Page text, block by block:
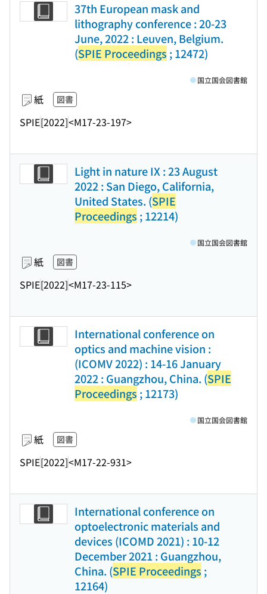
37th European mask and
lithography conference : 20-23
June, 2022 : Leuven, Belgium.
(SPIE Proceedings ; 12472)
紙 図書
SPIE[2022]<M17-23-197>
国立国会図書館
Light in nature IX : 23 August
2022 : San Diego, California,
United States. (SPIE
Proceedings ; 12214)
紙 図書
SPIE[2022]<M17-23-115>
国立国会図書館
International conference on
optics and machine vision :
(ICOMV 2022) : 14-16 January
2022 : Guangzhou, China. (SPIE
Proceedings ; 12173)
紙 図書
SPIE[2022]<M17-22-931>
国立国会図書館
International conference on
optoelectronic materials and
devices (ICOMD 2021) : 10-12
December 2021 : Guangzhou,
China. (SPIE Proceedings ;
12164)